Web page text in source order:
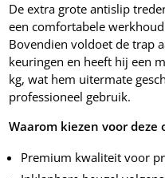
De extra grote antislip
een comfortabele
Bovendien voldoet de trap
keuringen en heeft hij een
kg, wat hem uitermate
professioneel gebruik.
Waarom kiezen voor deze
Premium kwaliteit voor